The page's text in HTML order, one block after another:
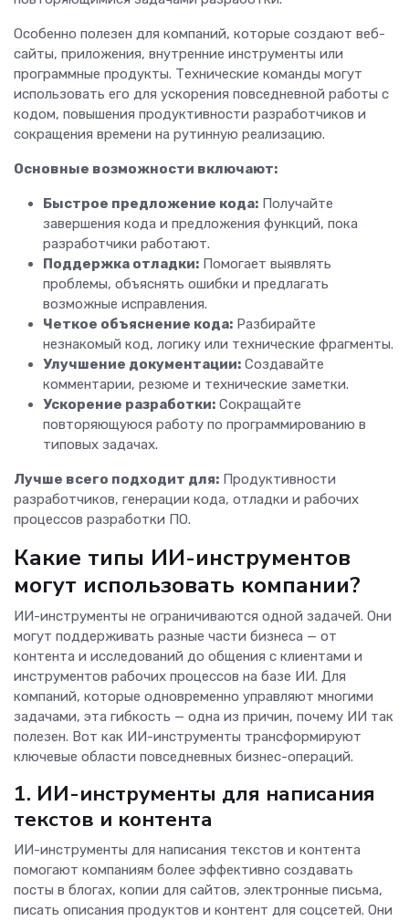
Особенно полезен для компаний, которые создают веб-
сайты, приложения, внутренние инструменты или
программные продукты. Технические команды могут
использовать его для ускорения повседневной работы с
кодом, повышения продуктивности разработчиков и
сокращения времени на рутинную реализацию.
Основные возможности включают:
Быстрое предложение кода: Получайте
завершения кода и предложения функций, пока
разработчики работают.
Поддержка отладки: Помогает выявлять
проблемы, объяснять ошибки и предлагать
возможные исправления.
Четкое объяснение кода: Разбирайте
незнакомый код, логику или технические фрагменты.
Улучшение документации: Создавайте
комментарии, резюме и технические заметки.
Ускорение разработки: Сокращайте
повторяющуюся работу по программированию в
типовых задачах.
Лучше всего подходит для: Продуктивности
разработчиков, генерации кода, отладки и рабочих
процессов разработки ПО.
Какие типы ИИ-инструментов
могут использовать компании?
ИИ-инструменты не ограничиваются одной задачей. Они
могут поддерживать разные части бизнеса — от
контента и исследований до общения с клиентами и
инструментов рабочих процессов на базе ИИ. Для
компаний, которые одновременно управляют многими
задачами, эта гибкость — одна из причин, почему ИИ так
полезен. Вот как ИИ-инструменты трансформируют
ключевые области повседневных бизнес-операций.
1. ИИ-инструменты для написания
текстов и контента
ИИ-инструменты для написания текстов и контента
помогают компаниям более эффективно создавать
посты в блогах, копии для сайтов, электронные письма,
писать описания продуктов и контент для соцсетей. Они